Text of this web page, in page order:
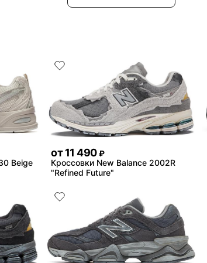
Beige
от 11 490 ₽
Кроссовки New Balance 2002R
"Refined Future"